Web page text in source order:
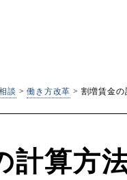
談 >働き方改革 > 割増賃金の
計算方